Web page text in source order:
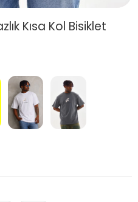
Kısa Kol Bisiklet